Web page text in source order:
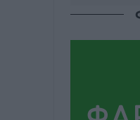
Τα Γλυπτά
Το στενό
λίστα των
Δημο-Κρίσεις